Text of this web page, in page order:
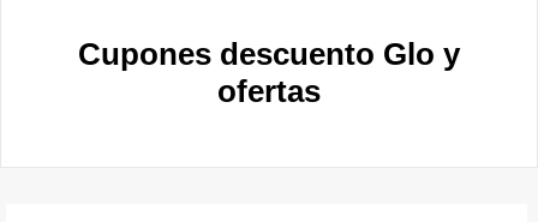
Cupones descuento Glo y
ofertas